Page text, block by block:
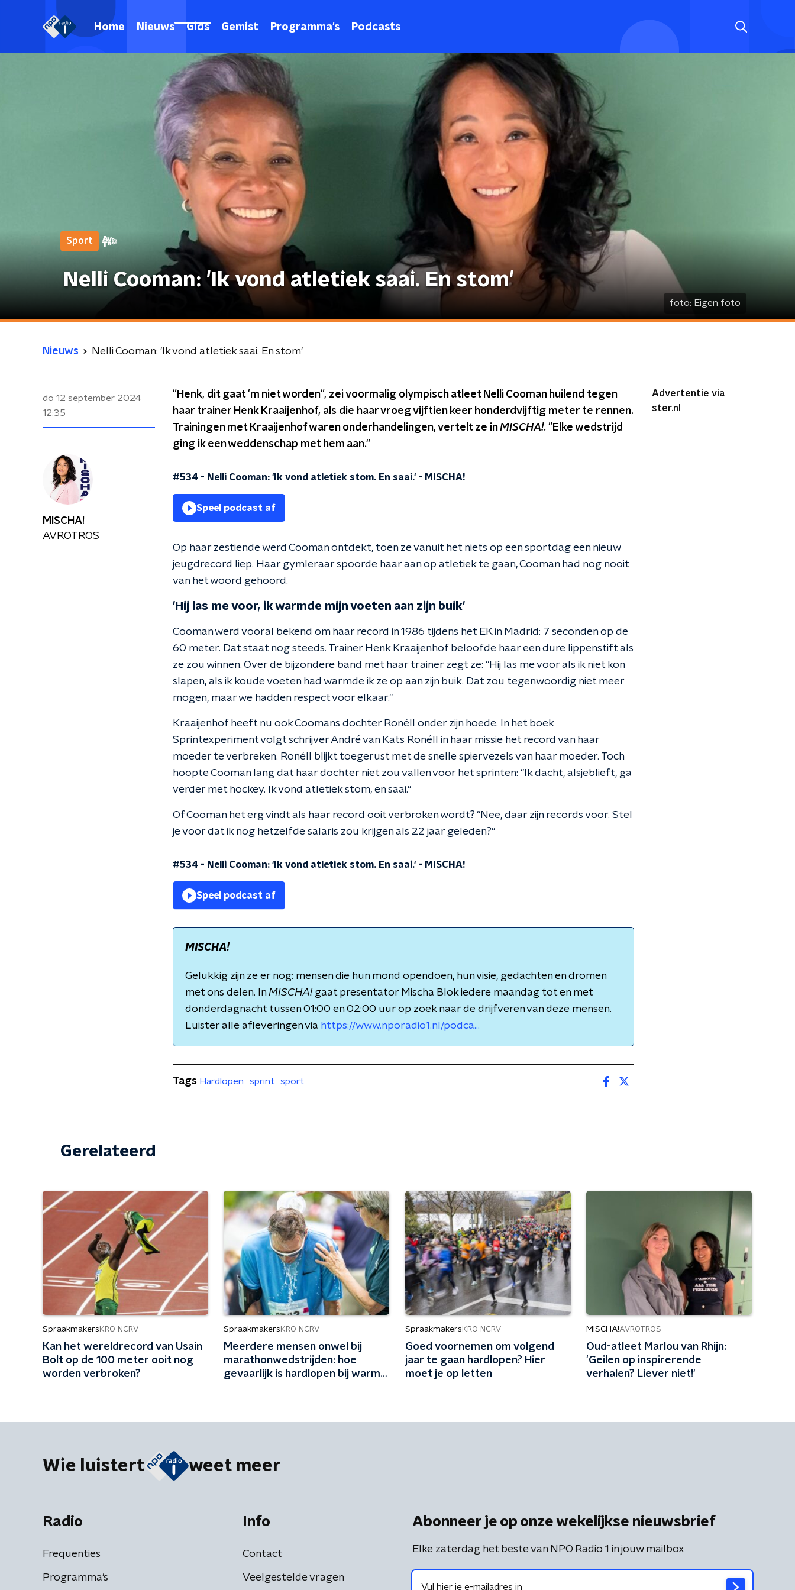
Home Nieuws Gids Gemist Programma's Podcasts
Sport
Nelli Cooman: 'Ik vond atletiek saai. En stom'
foto: Eigen foto
Nieuws Nelli Cooman: 'Ik vond atletiek saai. En stom'
do 12 september 2024
12:35
"Henk, dit gaat 'm niet worden", zei voormalig olympisch atleet Nelli Cooman huilend tegen
haar trainer Henk Kraaijenhof, als die haar vroeg vijftien keer honderdvijftig meter te rennen.
Trainingen met Kraaijenhof waren onderhandelingen, vertelt ze inMISCHA!. "Elke wedstrijd
ging ik een weddenschap met hem aan."
#534 - Nelli Cooman: 'Ik vond atletiek stom. En saai.' - MISCHA!
Speel podcast af
Op haar zestiende werd Cooman ontdekt, toen ze vanuit het niets op een sportdag een nieuw
jeugdrecord liep. Haar gymleraar spoorde haar aan op atletiek te gaan, Cooman had nog nooit
van het woord gehoord.
'Hij las me voor, ik warmde mijn voeten aan zijn buik'
Cooman werd vooral bekend om haar record in 1986 tijdens het EK in Madrid: 7 seconden op de
60 meter. Dat staat nog steeds. Trainer Henk Kraaijenhof beloofde haar een dure lippenstift als
ze zou winnen. Over de bijzondere band met haar trainer zegt ze: "Hij las me voor als ik niet kon
slapen, als ik koude voeten had warmde ik ze op aan zijn buik. Dat zou tegenwoordig niet meer
mogen, maar we hadden respect voor elkaar."
Kraaijenhof heeft nu ook Coomans dochter Ronéll onder zijn hoede. In het boek
Sprintexperiment volgt schrijver André van Kats Ronéll in haar missie het record van haar
moeder te verbreken. Ronéll blijkt toegerust met de snelle spiervezels van haar moeder. Toch
hoopte Cooman lang dat haar dochter niet zou vallen voor het sprinten: "Ik dacht, alsjeblieft, ga
verder met hockey. Ik vond atletiek stom, en saai."
Of Cooman het erg vindt als haar record ooit verbroken wordt? "Nee, daar zijn records voor. Stel
je voor dat ik nog hetzelfde salaris zou krijgen als 22 jaar geleden?"
#534 - Nelli Cooman: 'Ik vond atletiek stom. En saai.' - MISCHA!
Speel podcast af
MISCHA!
Gelukkig zijn ze er nog: mensen die hun mond opendoen, hun visie, gedachten en dromen
met ons delen. InMISCHA!gaat presentator Mischa Blok iedere maandag tot en met
donderdagnacht tussen 01:00 en 02:00 uur op zoek naar de drijfveren van deze mensen.
Luister alle afleveringen via https://www.nporadio1.nl/podca...
Advertentie via
ster.nl
MISCHA!
AVROTROS
Tags Hardlopen sprint sport
Gerelateerd
Spraakmakers KRO-NCRV
Kan het wereldrecord van Usain
Bolt op de 100 meter ooit nog
worden verbroken?
Spraakmakers KRO-NCRV
Meerdere mensen onwel bij
marathonwedstrijden: hoe
gevaarlijk is hardlopen bij warm
Spraakmakers KRO-NCRV
Goed voornemen om volgend
jaar te gaan hardlopen? Hier
moet je op letten
MISCHA!AVROTROS
Oud-atleet Marlou van Rhijn:
'Geilen op inspirerende
verhalen? Liever niet!'
Wie luistert weet meer
Radio
Frequenties
Programma's
Info
Contact
Veelgestelde vragen
Abonneer je op onze wekelijkse nieuwsbrief
Elke zaterdag het beste van NPO Radio 1 in jouw mailbox